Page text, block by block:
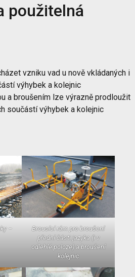
použitelná
vzniku vad u nově vkládaných i
výhybek a kolejnic
a broušením lze výrazně prodloužit
součástí výhybek a kolejnic
–
Brousící rám pro broušení
přední části jazyka (i v
odlehlé poloze) a broušení
kolejnic